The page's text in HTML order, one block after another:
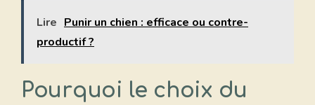
Lire Punir un chien : efficace ou contre-
productif ?
Pourquoi le choix du